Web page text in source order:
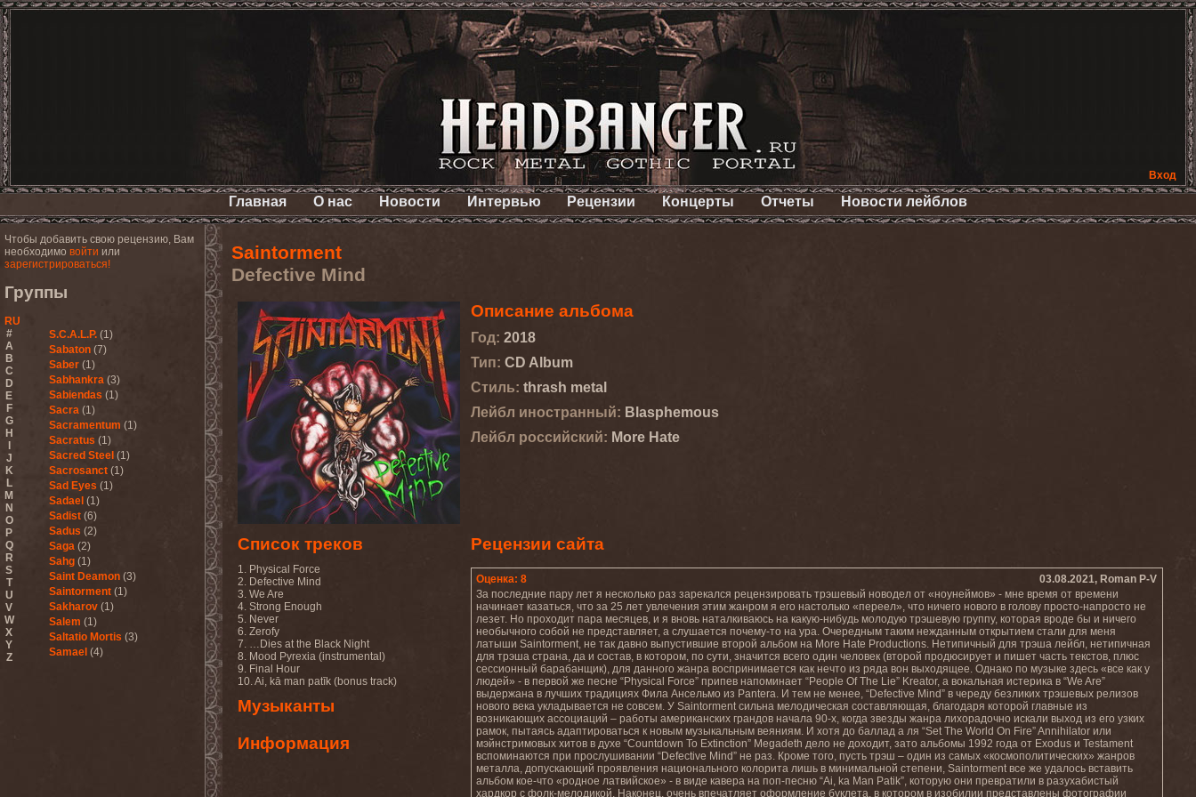
Вход
Главная О нас Новости Интервью Рецензии Концерты Отчеты Новости лейблов
Чтобы добавить свою рецензию, Вам
необходимо войти или
зарегистрироваться!
Группы
RU
#
A
B
C
D
E
F
G
H
J
K
L
M
N
O
P
Q
R
S
T
U
V
W
X
Y
Z
S.C.A.L.P. (1)
Sabaton (7)
Saber (1)
Sabhankra (3)
Sabiendas (1)
Sacra (1)
Sacramentum (1)
Sacratus (1)
Sacred Steel (1)
Sacrosanct (1)
Sad Eyes (1)
Sadael (1)
Sadist (6)
Sadus (2)
Saga (2)
Sahg (1)
Saint Deamon (3)
Saintorment (1)
Sakharov (1)
Salem (1)
Saltatio Mortis (3)
Samael (4)
Saintorment
Defective Mind
Описание альбома
Год: 2018
Тип: CD Album
Стиль: thrash metal
Лейбл иностранный: Blasphemous
Лейбл роcсийский: More Hate
Список треков
1. Physical Force
2. Defective Mind
3. We Are
4. Strong Enough
5. Never
6. Zerofy
7. …Dies at the Black Night
8. Mood Pyrexia (instrumental)
9. Final Hour
10. Ai, kā man patīk (bonus track)
Музыканты
Информация
Рецензии сайта
Оценка: 8
03.08.2021, Roman P-V
За последние пару лет я несколько раз зарекался рецензировать трэшевый новодел от «ноунеймов» - мне время от времени
начинает казаться, что за 25 лет увлечения этим жанром я его настолько «переел», что ничего нового в голову просто-напросто не
лезет. Но проходит пара месяцев, и я вновь наталкиваюсь на какую-нибудь молодую трэшевую группу, которая вроде бы и ничего
необычного собой не представляет, а слушается почему-то на ура. Очередным таким нежданным открытием стали для меня
латыши Saintorment, не так давно выпустившие второй альбом на More Hate Productions. Нетипичный для трэша лейбл, нетипичная
для трэша страна, да и состав, в котором, по сути, значится всего один человек (второй продюсирует и пишет часть текстов, плюс
сессионный барабанщик), для данного жанра воспринимается как нечто из ряда вон выходящее. Однако по музыке здесь «все как у
людей» - в первой же песне “Physical Force” припев напоминает “People Of The Lie” Kreator, а вокальная истерика в “We Are”
выдержана в лучших традициях Фила Ансельмо из Pantera. И тем не менее, “Defective Mind” в череду безликих трэшевых релизов
нового века укладывается не совсем. У Saintorment сильна мелодическая составляющая, благодаря которой главные из
возникающих ассоциаций – работы американских грандов начала 90-х, когда звезды жанра лихорадочно искали выход из его узких
рамок, пытаясь адаптироваться к новым музыкальным веяниям. И хотя до баллад а ля “Set The World On Fire” Annihilator или
мэйнстримовых хитов в духе “Countdown To Extinction” Megadeth дело не доходит, зато альбомы 1992 года от Exodus и Testament
вспоминаются при прослушивании “Defective Mind” не раз. Кроме того, пусть трэш – один из самых «космополитических» жанров
металла, допускающий проявления национального колорита лишь в минимальной степени, Saintorment все же удалось вставить
альбом кое-что «родное латвийское» - в виде кавера на поп-песню “Ai, ka Man Patik”, которую они превратили в разухабистый
хардкор с фолк-мелодикой. Наконец, очень впечатляет оформление буклета, в котором в изобилии представлены фотографии